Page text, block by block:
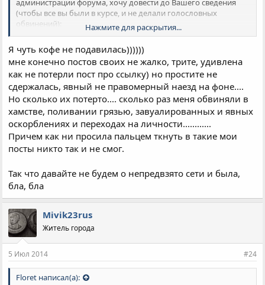
администрации форума, хочу довести до Вашего сведения
(чтобы все вы были в курсе, и не делали голословных
обвинений):
Модераторы и админы выполняют свою работу в
соответствие с правилами форума!
Полное или частичное удаление и редактирование постов
пользователей, а также вынесение им предупреждений,
производится не из-за каких-то личных побуждений, а
согласно правил форума, и в связи с их нарушением... в том
числе, действия модераторов являются откликом на
поступившую жалобу!
Редактируемые и удаляемые сообщения, содержащие в себе
нарушения правил, сохраняются в варианте "до
редактирования"... то есть с нарушением.... И в случае
несогласия пользователя с действиями администрации,
разъяснение действий модератора, и если необходимо,
предоставлено доказательство вины пользователя.
замечаний пользователям, не оскорбляйте никого, хоть
прямо, хоть завуалированно, и будет вам счастье... никто не
будет редактировать ваши сообщения или удалять их...
Нажмите для раскрытия...
Я чуть кофе не подавилась))))))
мне конечно постов своих не жалко, трите, удивлена
как не потерли пост про ссылку) но простите не
сдержалась, явный не правомерный наезд на фоне....
Но сколько их потерто.... сколько раз меня обвиняли в
хамстве, поливании грязью, завуалированных и явных
оскорблениях и переходах на личности............
Причем как ни просила пальцем ткнуть в такие мои
посты никто так и не смог.
Так что давайте не будем о непредвзято сети и была,
бла, бла
Mivik23rus
Житель города
5 Июл 2014 #24
Floret написал(а):